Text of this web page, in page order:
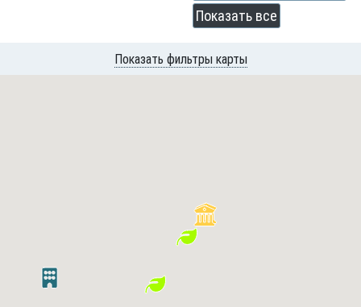
Показать все
Показать фильтры карты